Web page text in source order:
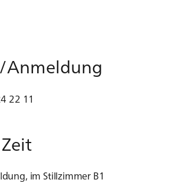
22 11
im Stillzimmer B1